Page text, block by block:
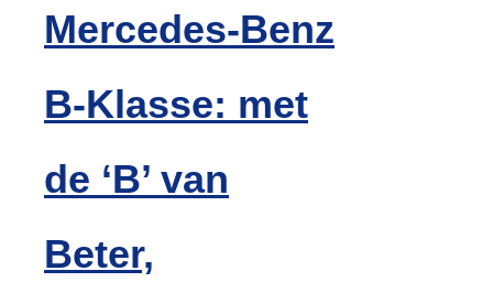
Mercedes-Benz
B-Klasse: met
de ‘B’ van
Beter,